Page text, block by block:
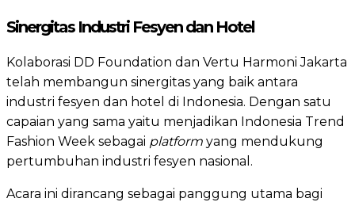
Sinergitas Industri Fesyen dan Hotel
Kolaborasi DD Foundation dan Vertu Harmoni Jakarta
telah membangun sinergitas yang baik antara
industri fesyen dan hotel di Indonesia. Dengan satu
capaian yang sama yaitu menjadikan Indonesia Trend
Fashion Week sebagai platform yang mendukung
pertumbuhan industri fesyen nasional.
Acara ini dirancang sebagai panggung utama bagi